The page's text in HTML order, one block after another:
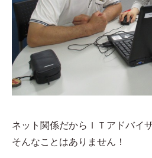
ネット関係だからＩＴアドバイ
そんなことはありません！